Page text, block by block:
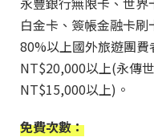
白金卡、簽帳金融卡
80%以上國外旅遊團
NT$20,000以上(永傳
NT$15,000以上)。
免費次數：